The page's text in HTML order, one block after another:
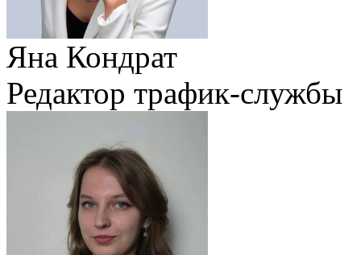
Яна Кондрат
Редактор трафик-службы